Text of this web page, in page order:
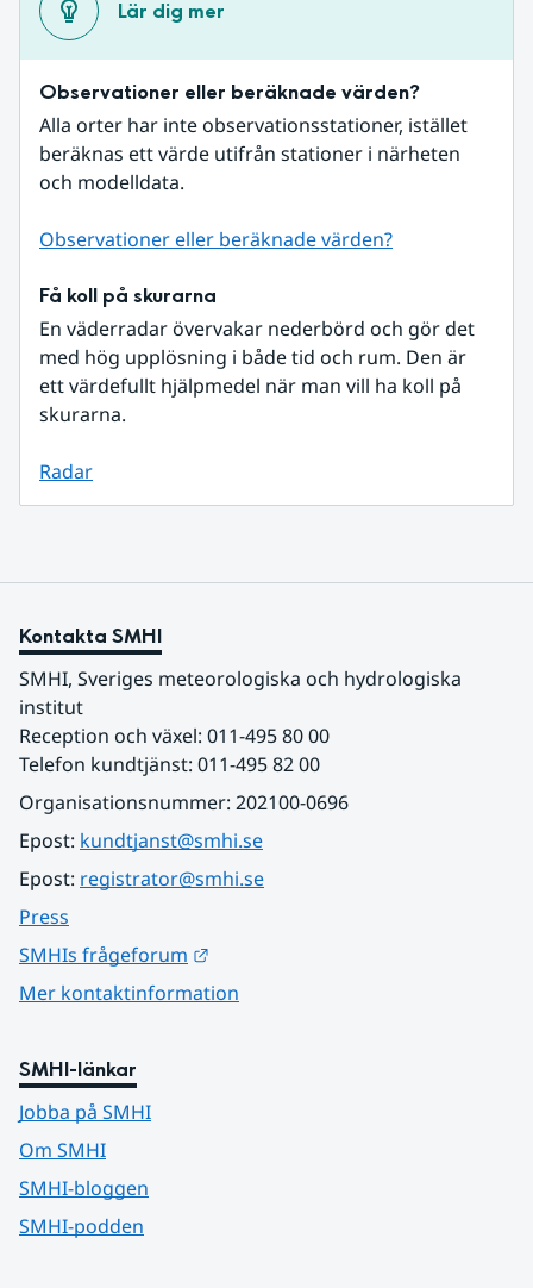
Lär dig mer
Observationer eller beräknade värden?
Alla orter har inte observationsstationer, istället
beräknas ett värde utifrån stationer i närheten
och modelldata.
Observationer eller beräknade värden?
Få koll på skurarna
En väderradar övervakar nederbörd och gör det
med hög upplösning i både tid och rum. Den är
ett värdefullt hjälpmedel när man vill ha koll på
skurarna.
Radar
Kontakta SMHI
SMHI, Sveriges meteorologiska och hydrologiska
institut
Reception och växel: 011-495 80 00
Telefon kundtjänst: 011-495 82 00
Organisationsnummer: 202100-0696
Epost: kundtjanst@smhi.se
Epost: registrator@smhi.se
Press
SMHIs frågeforum
Mer kontaktinformation
SMHI-länkar
Jobba på SMHI
Om SMHI
SMHI-bloggen
SMHI-podden